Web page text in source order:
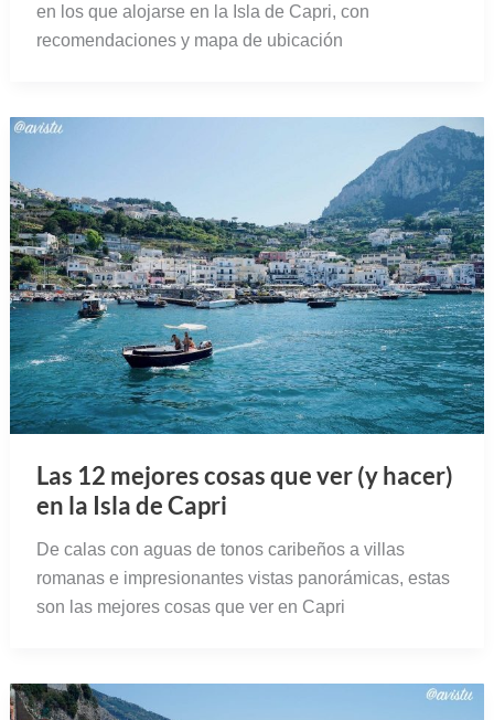
en los que alojarse en la Isla de Capri, con
recomendaciones y mapa de ubicación
Las 12 mejores cosas que ver (y hacer)
en la Isla de Capri
De calas con aguas de tonos caribeños a villas
romanas e impresionantes vistas panorámicas, estas
son las mejores cosas que ver en Capri